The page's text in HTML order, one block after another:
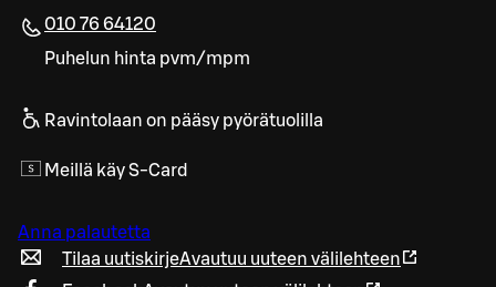
010 76 64120
Puhelun hinta pvm/mpm
Ravintolaan on pääsy pyörätuolilla
Meillä käy S-Card
Anna palautetta
Tilaa uutiskirjeAvautuu uuteen välilehteen